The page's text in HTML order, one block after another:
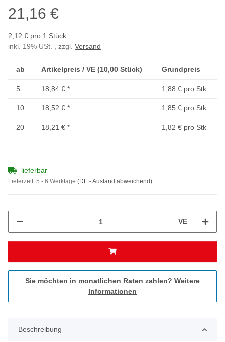
21,16 €
2,12 € pro 1 Stück
inkl. 19% USt. , zzgl. Versand
ab Artikelpreis / VE (10,00 Stück) Grundpreis
5 18,84 € * 1,88 € pro Stk
10 18,52 € * 1,85 € pro Stk
20 18,21 € * 1,82 € pro Stk
lieferbar
Lieferzeit: 5 - 6 Werktage (DE - Ausland abweichend)
VE
Sie möchten in monatlichen Raten zahlen? Weitere
Informationen
Beschreibung